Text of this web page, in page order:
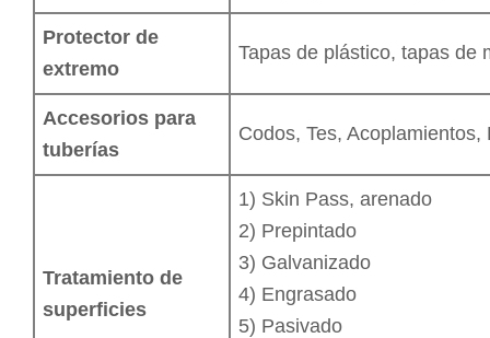
Protector de
extremo
Tapas de plástico, tapas de
Accesorios para
tuberías
Codos, Tes,
Tratamiento de
superficies
1) Skin Pass, arenado
2) Prepintado
3) Galvanizado
4) Engrasado
5) Pasivado